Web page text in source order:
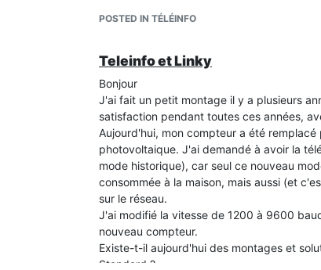
Merci pour votre aide.
compatibilité des installations..
POSTED IN TÉLÉINFO
Teleinfo et Linky
Bonjour
J'ai fait un petit montage il y a plusieurs
satisfaction pendant toutes ces années,
Aujourd'hui, mon compteur a été
photovoltaique. J'ai demandé à avoir la
mode historique), car seul ce nouveau
consommée à la maison, mais aussi (et
sur le réseau.
J'ai modifié la vitesse de 1200 à 9600
nouveau compteur.
Existe-t-il aujourd'hui des montages et
Standard ?